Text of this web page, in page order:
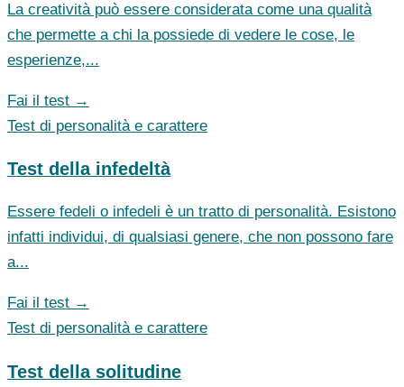
La creatività può essere considerata come una qualità
che permette a chi la possiede di vedere le cose, le
esperienze,...
Fai il test →
Test di personalità e carattere
Test della infedeltà
Essere fedeli o infedeli è un tratto di personalità. Esistono
infatti individui, di qualsiasi genere, che non possono fare
a...
Fai il test →
Test di personalità e carattere
Test della solitudine